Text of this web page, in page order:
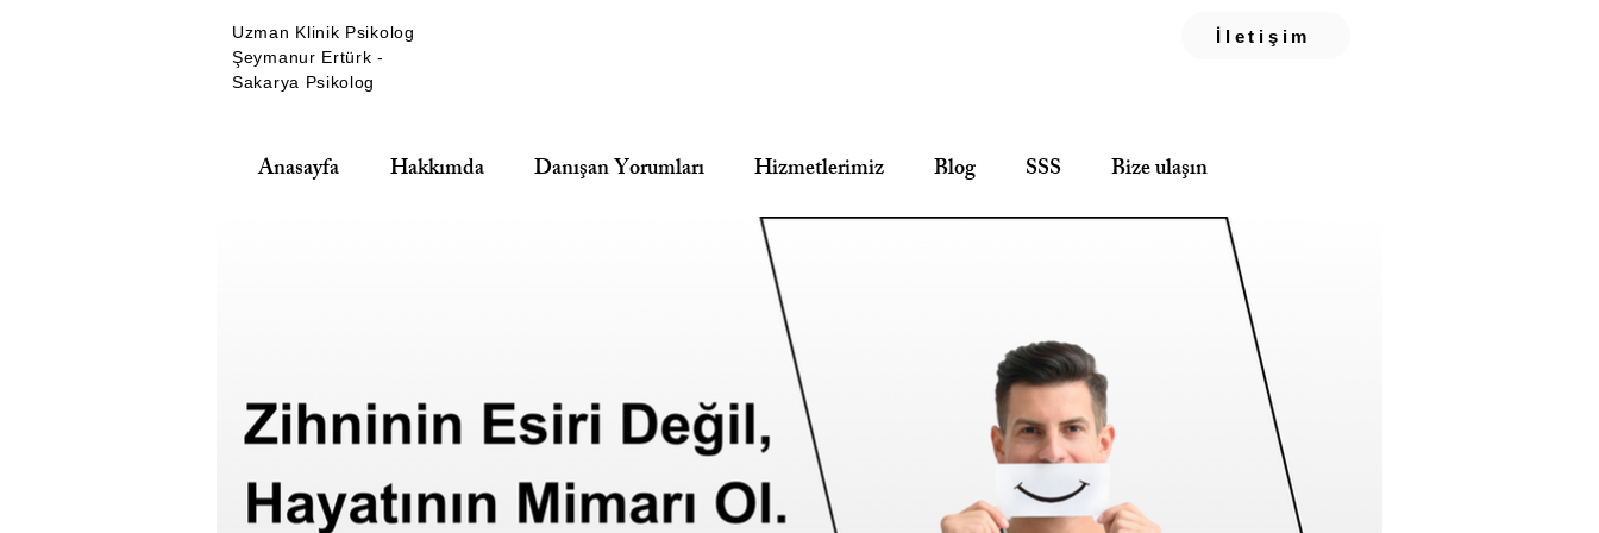
Uzman Klinik Psikolog
Şeymanur Ertürk -
Sakarya Psikolog
İletişim
Anasayfa Hakkımda Danışan Yorumları Hizmetlerimiz Blog SSS Bize ulaşın